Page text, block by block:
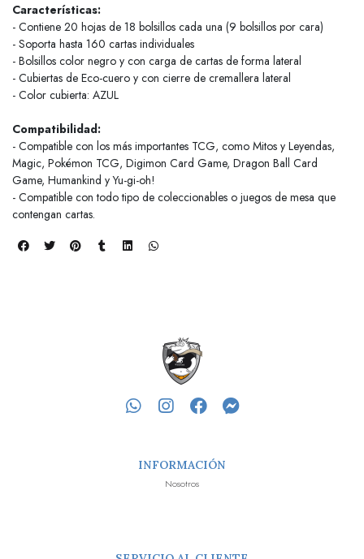
Características:
- Contiene 20 hojas de 18 bolsillos cada una (9 bolsillos por cara)
- Soporta hasta 160 cartas individuales
- Bolsillos color negro y con carga de cartas de forma lateral
- Cubiertas de Eco-cuero y con cierre de cremallera lateral
- Color cubierta: AZUL
Compatibilidad:
- Compatible con los más importantes TCG, como Mitos y Leyendas,
Magic, Pokémon TCG, Digimon Card Game, Dragon Ball Card
Game, Humankind y Yu-gi-oh!
- Compatible con todo tipo de coleccionables o juegos de mesa que
contengan cartas.
INFORMACIÓN
Nosotros